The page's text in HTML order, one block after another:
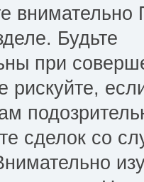
Будьте
при
рискуйте,
сделок со